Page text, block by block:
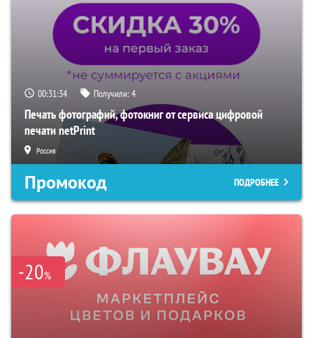
00:31:33 Получили:4
Печать фотографий, фотокниг от сервиса цифровой
печати netPrint
Россия
Промокод ПОДРОБНЕЕ
-20%